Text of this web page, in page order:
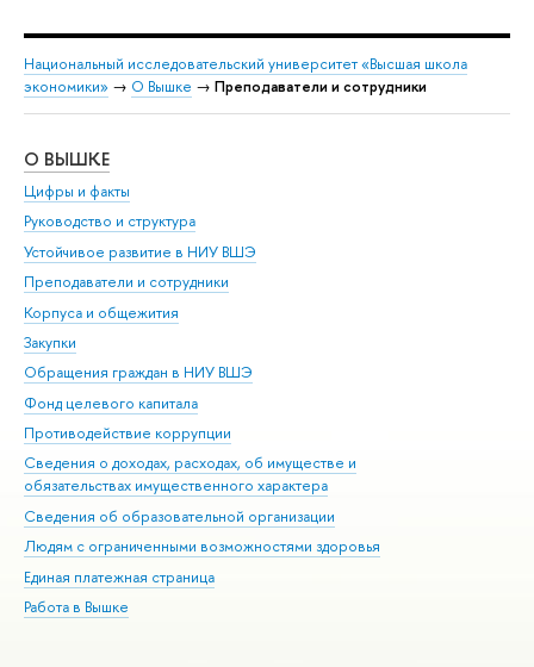
Национальный исследовательский университет «Высшая школа
экономики» → О Вышке → Преподаватели и сотрудники
О ВЫШКЕ
Цифры и факты
Руководство и структура
Устойчивое развитие в НИУ ВШЭ
Преподаватели и сотрудники
Корпуса и общежития
Закупки
Обращения граждан в НИУ ВШЭ
Фонд целевого капитала
Противодействие коррупции
Сведения о доходах, расходах, об имуществе и
обязательствах имущественного характера
Сведения об образовательной организации
Людям с ограниченными возможностями здоровья
Единая платежная страница
Работа в Вышке